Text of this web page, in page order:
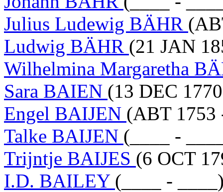
Julius Ludewig BÄHR
Ludwig BÄHR (21 JAN
Wilhelmina Margaretha
Sara BAIEN (13 DEC
Engel BAIJEN (ABT 1753
Talke BAIJEN (____ -
Trijntje BAIJES (6 OCT
I.D. BAILEY (____ -